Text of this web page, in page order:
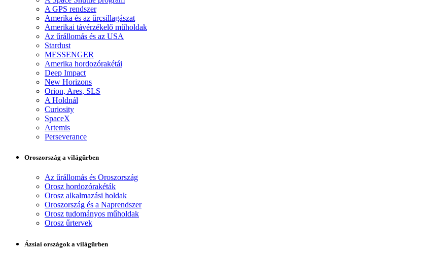
A GPS rendszer
Amerika és az űrcsillagászat
Amerikai távérzékelő műholdak
Az űrállomás és az USA
Stardust
MESSENGER
Amerika hordozórakétái
Deep Impact
New Horizons
Orion, Ares, SLS
A Holdnál
Curiosity
SpaceX
Artemis
Perseverance
Oroszország a világűrben
Az űrállomás és Oroszország
Orosz hordozórakéták
Orosz alkalmazási holdak
Oroszország és a Naprendszer
Orosz tudományos műholdak
Orosz űrtervek
Ázsiai országok a világűrben